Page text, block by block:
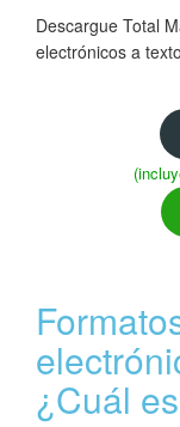
Descargue Total
electrónicos a
¿Cuál